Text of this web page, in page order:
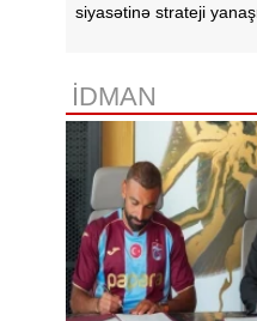
siyasətinə strateji
İDMAN